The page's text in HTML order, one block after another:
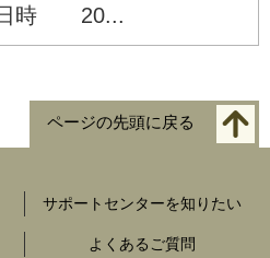
20...
ページの先頭に戻る
サポートセンターを知りたい
よくあるご質問